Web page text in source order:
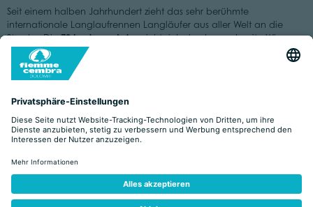
Seit einem halben Jahrhundert zieht das sehr berühmte
internationale Langlaufrennen Langläufer aus aller Welt an die
Strecke. Die70 km lange Loipezieht sich durch verschneite Wiesen
und Wälder, vorbei an glucksenden Bächlein und durch
einladende Dörfer. Von Campestrin geht es zunächst aufwârts bis
Canazei zum Wendepunkt, dann wieder zurück Richtung Val di
Cavalese. Diejenigen, die sich für den Marcialonga light
entscheiden, sind 45 km zu bewältigen, mit Ziel in Predazzo, vor
einer großen Kulisse von freudenstrahlend applaudierenden
Zusehern.
Erfahren Sie mehr auf die Website von Marcialonga